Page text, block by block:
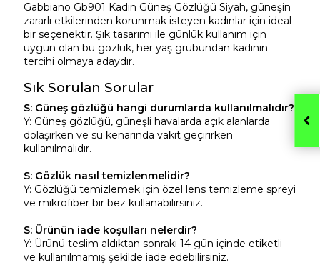
Gabbiano Gb901 Kadın Güneş Gözlüğü Siyah, güneşin
zararlı etkilerinden korunmak isteyen kadınlar için ideal
bir seçenektir. Şık tasarımı ile günlük kullanım için
uygun olan bu gözlük, her yaş grubundan kadının
tercihi olmaya adaydır.
Sık Sorulan Sorular
S: Güneş gözlüğü hangi durumlarda kullanılmalıdır?
Y: Güneş gözlüğü, güneşli havalarda açık alanlarda
dolaşırken ve su kenarında vakit geçirirken
kullanılmalıdır.
S: Gözlük nasıl temizlenmelidir?
Y: Gözlüğü temizlemek için özel lens temizleme spreyi
ve mikrofiber bir bez kullanabilirsiniz.
S: Ürünün iade koşulları nelerdir?
Y: Ürünü teslim aldıktan sonraki 14 gün içinde etiketli
ve kullanılmamış şekilde iade edebilirsiniz.